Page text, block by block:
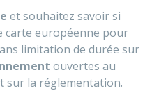
et souhaitez savoir si
carte européenne pour
limitation de durée sur
ouvertes au
sur la réglementation.